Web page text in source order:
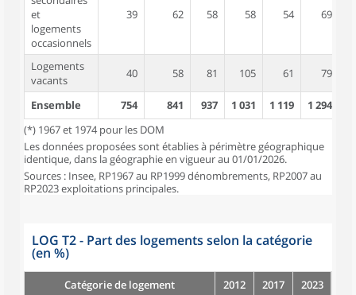
et
logements
occasionnels
39 62 58 58 54 69
Logements
vacants
40 58 81 105 61 79
Ensemble 754 841 937 1 031 1 119 1 294
(*) 1967 et 1974 pour les DOM
Les données proposées sont établies à périmètre géographique
identique, dans la géographie en vigueur au 01/01/2026.
Sources : Insee, RP1967 au RP1999 dénombrements, RP2007 au
RP2023 exploitations principales.
LOG T2 - Part des logements selon la catégorie
(en %)
Catégorie de logement 2012 2017
2023